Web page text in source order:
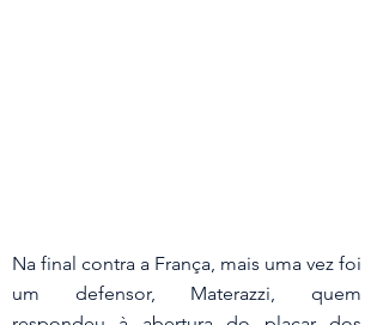
Na final contra a França, mais uma vez foi
um defensor, Materazzi, quem